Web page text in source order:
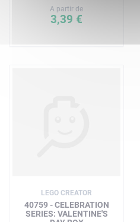
A partir de
3,39 €
LEGO CREATOR
40759 - CELEBRATION
SERIES: VALENTINE'S